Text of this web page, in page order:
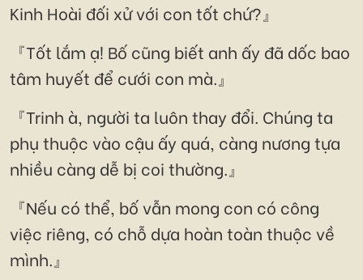
Kinh Hoài đối xử với con tốt chứ?』
『Tốt lắm ạ! Bố cũng biết anh ấy đã dốc bao
tâm huyết để cưới con mà.』
『Trinh à, người ta luôn thay đổi. Chúng ta
phụ thuộc vào cậu ấy quá, càng nương tựa
nhiều càng dễ bị coi thường.』
『Nếu có thể, bố vẫn mong con có công
việc riêng, có chỗ dựa hoàn toàn thuộc về
mình.』